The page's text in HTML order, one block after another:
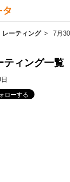
レーティング 7月
ティング一覧